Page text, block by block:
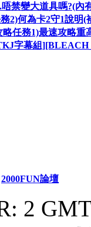
禁變大道具嗎?(內
2)何為卡2守1說明(
略任務1)最速攻略重
字幕組
2000FUN論壇
2